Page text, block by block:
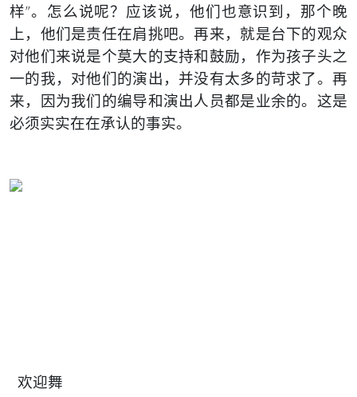
样”。怎么说呢？应该说，他们也意识到，那个晚
上，他们是责任在肩挑吧。再来，就是台下的观众
对他们来说是个莫大的支持和鼓励，作为孩子头之
一的我，对他们的演出，并没有太多的苛求了。再
来，因为我们的编导和演出人员都是业余的。这是
必须实实在在承认的事实。
欢迎舞